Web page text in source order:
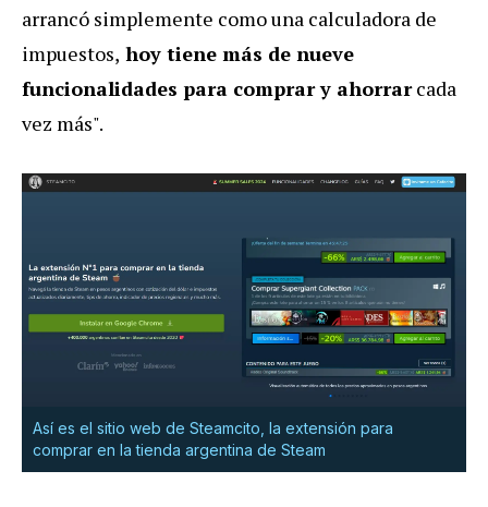
arrancó simplemente como una calculadora de
impuestos, hoy tiene más de nueve
funcionalidades para comprar y ahorrarcada
vez más".
Así es el sitio web de Steamcito, la extensión para
comprar en la tienda argentina de Steam